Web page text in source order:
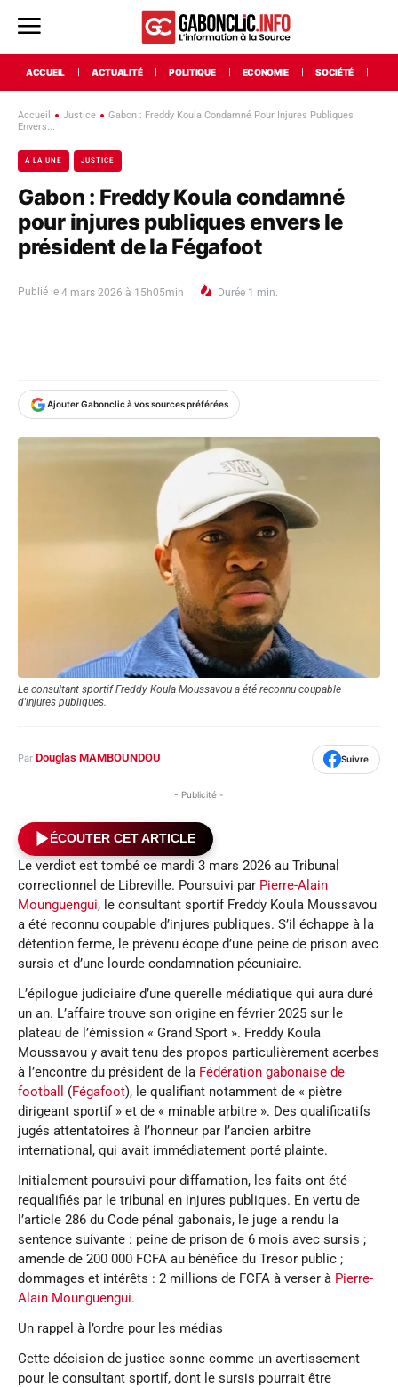
ACCUEIL ACTUALITÉ POLITIQUE ECONOMIE SOCIÉTÉ
Accueil Justice
Gabon : Freddy Koula Condamné Pour Injures Publiques
Envers...
A LA UNE JUSTICE
Gabon : Freddy Koula condamné
pour injures publiques envers le
président de la Fégafoot
Publié le 4 mars 2026 à 15h05min Durée 1 min.
Ajouter Gabonclic à vos sources préférées
Le consultant sportif Freddy Koula Moussavou a été reconnu coupable
d'injures publiques.
Par Douglas MAMBOUNDOU Suivre
- Publicité -
ÉCOUTER CET ARTICLE
Le verdict est tombé ce mardi 3 mars 2026 au Tribunal
correctionnel de Libreville. Poursuivi par Pierre-Alain
Mounguengui, le consultant sportif Freddy Koula Moussavou
a été reconnu coupable d’injures publiques. S’il échappe à la
détention ferme, le prévenu écope d’une peine de prison avec
sursis et d’une lourde condamnation pécuniaire.
L’épilogue judiciaire d’une querelle médiatique qui aura duré
un an. L’affaire trouve son origine en février 2025 sur le
plateau de l’émission « Grand Sport ». Freddy Koula
Moussavou y avait tenu des propos particulièrement acerbes
à l’encontre du président de la Fédération gabonaise de
football
(Fégafoot), le qualifiant notamment de « piètre
dirigeant sportif » et de « minable arbitre ». Des qualificatifs
jugés attentatoires à l’honneur par l’ancien arbitre
international, qui avait immédiatement porté plainte.
Initialement poursuivi pour diffamation, les faits ont été
requalifiés par le tribunal en injures publiques. En vertu de
l’article 286 du Code pénal gabonais, le juge a rendu la
sentence suivante : peine de prison de 6 mois avec sursis ;
amende de 200 000 FCFA au bénéfice du Trésor public ;
dommages et intérêts : 2 millions de FCFA à verser à Pierre-
Alain Mounguengui.
Un rappel à l’ordre pour les médias
Cette décision de justice sonne comme un avertissement
pour le consultant sportif, dont le sursis pourrait être